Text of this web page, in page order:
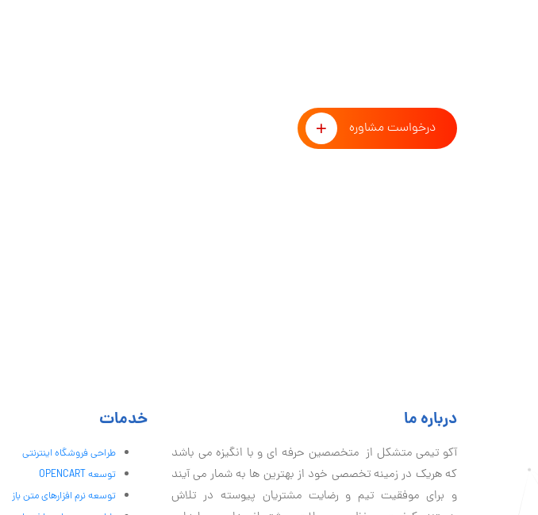
درخواست مشاوره
درباره ما
آكو تيمی متشکل از متخصصین حرفه ای و با انگیزه می باشد
که هریک در زمینه تخصصی خود از بهترین ها به شمار می آیند
و برای موفقیت تيم و رضایت مشتریان پیوسته در تلاش
خدمات
طراحی فروشگاه اینترنتی
توسعه OPENCART
توسعه نرم افزارهای متن باز